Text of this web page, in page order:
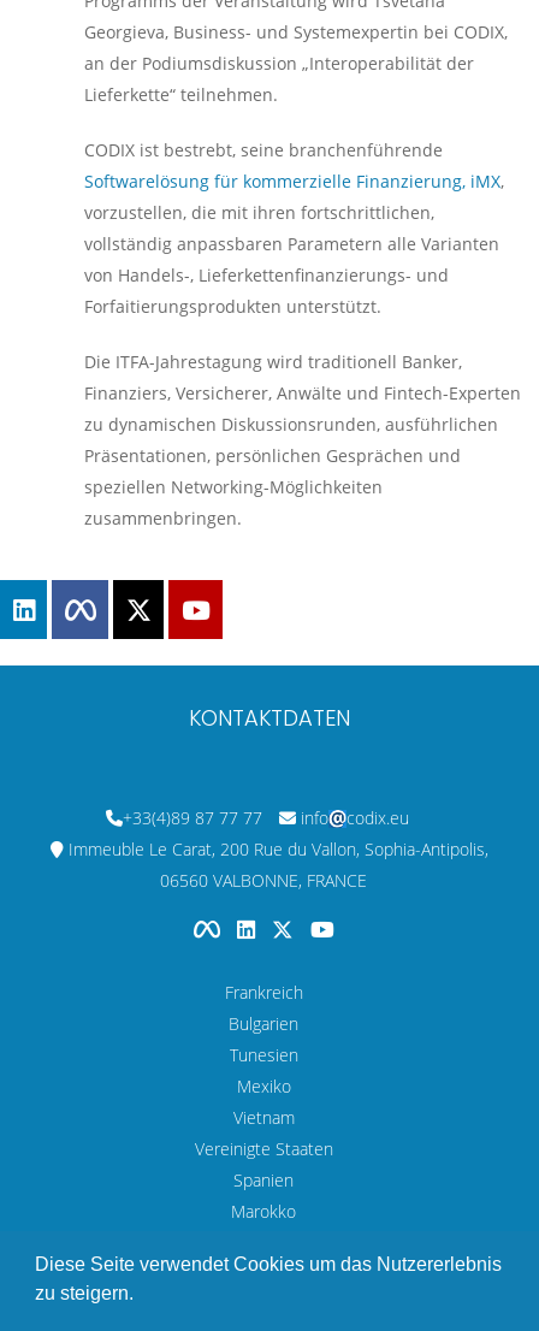
Georgieva, Business- und Systemexpertin bei CODIX,
an der Podiumsdiskussion „Interoperabilität der
Lieferkette“ teilnehmen.
CODIX ist bestrebt, seine branchenführende
Softwarelösung für kommerzielle Finanzierung, iMX,
vorzustellen, die mit ihren fortschrittlichen,
vollständig anpassbaren Parametern alle Varianten
von Handels-, Lieferkettenfinanzierungs- und
Forfaitierungsprodukten unterstützt.
Die ITFA-Jahrestagung wird traditionell Banker,
Finanziers, Versicherer, Anwälte und Fintech-Experten
zu dynamischen Diskussionsrunden, ausführlichen
Präsentationen, persönlichen Gesprächen und
speziellen Networking-Möglichkeiten
zusammenbringen.
KONTAKTDATEN
+33(4)89 87 77 77 info
codix.eu
Immeuble Le Carat, 200 Rue du Vallon, Sophia-Antipolis,
06560 VALBONNE, FRANCE
Frankreich
Bulgarien
Tunesien
Mexiko
Vietnam
Vereinigte Staaten
Spanien
Marokko
Diese Seite verwendet Cookies um das Nutzererlebnis
zu steigern.